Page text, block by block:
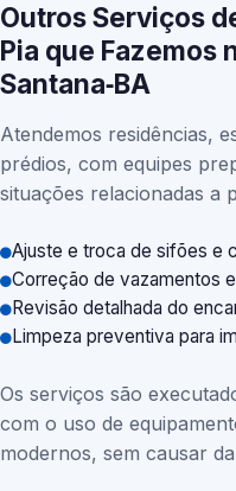
Outros Serviços
Pia que Fazemos
Santana‑BA
Atendemos residências,
prédios, com equipes
situações relacionadas a
Ajuste e troca de sifões e
Correção de vazamentos
Revisão detalhada do
Limpeza preventiva para
Os serviços são
com o uso de
modernos, sem causar